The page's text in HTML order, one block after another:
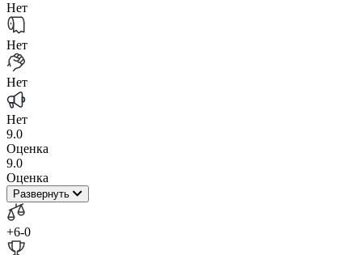
Нет
Нет
Нет
Нет
9.0
Оценка
9.0
Оценка
Развернуть
+6-0